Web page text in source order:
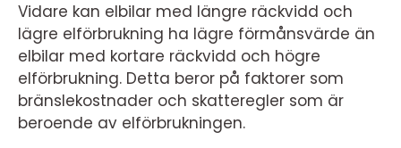
Vidare kan elbilar med längre räckvidd och
lägre elförbrukning ha lägre förmånsvärde än
elbilar med kortare räckvidd och högre
elförbrukning. Detta beror på faktorer som
bränslekostnader och skatteregler som är
beroende av elförbrukningen.